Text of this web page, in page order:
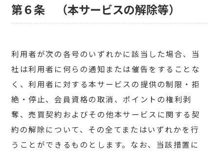
第６条 （本サービスの解除等）
利用者が次の各号のいずれかに該当した場合、当
社は利用者に何らの通知または催告をすることな
く、利用者に対する本サービスの提供の制限・拒
絶・停止、会員資格の取消、ポイントの権利剥
奪、売買契約およびその他本サービスに関する契
約の解除について、その全てまたはいずれかを行
うことができるものとします。なお、当該措置に